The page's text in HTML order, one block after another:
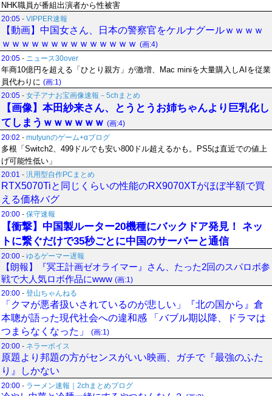
NHK職員が番組出演者から性被害
20:05 - VIPPER速報
【動画】中国女さん、日本の警察官をケルナグールｗｗｗｗ
ｗｗｗｗｗｗｗｗｗｗｗｗｗｗ (画:4)
20:05 - ニュース30over
年商10億円を超える「ひとり親方」が激増、Mac miniを大量購入しAIを従業
員代わりに (画:1)
20:05 - 女子アナお宝画像速報－5chまとめ
【画像】本田紗来さん、とうとうお姉ちゃんより巨乳化し
てしまうｗｗｗｗｗｗ (画:4)
20:02 - mutyunのゲーム+αブログ
多根「Switch2、499ドルでも安い800ドル超えるかも。PS5は直近での値上
げ可能性低い」
20:01 - 汎用型自作PCまとめ
RTX5070Tiと同じくらいの性能のRX9070XTがほぼ半額で買
える価格バグ
20:00 - 保守速報
【衝撃】中国製ルーター20機種にバックドア発見！ ネッ
トに繋ぐだけで35秒ごとに中国のサーバーと通信
20:00 - ゆるゲーマー遅報
【朗報】『冥王計画ゼオライマー』さん、たった2回のスパロボ参
戦で大人気ロボ作品にwww (画:1)
20:00 - 登山ちゃんねる
「クマが悪者扱いされているのが悲しい」『北の国から』倉
本聰が語った現代社会への違和感 「バブル期以降、ドラマは
つまらなくなった」
(画:1)
20:00 - ネラーボイス
原題より邦題の方がセンスがいい映画、ガチで『最強のふた
り』しかない
20:00 - ラーメン速報｜2chまとめブログ